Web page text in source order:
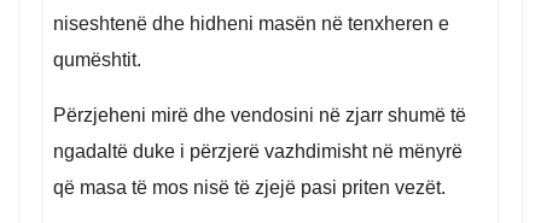
niseshtenë dhe hidheni masën në tenxheren e
qumështit.
Përzjeheni mirë dhe vendosini në zjarr shumë të
ngadaltë duke i përzjerë vazhdimisht në mënyrë
që masa të mos nisë të zjejë pasi priten vezët.